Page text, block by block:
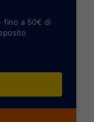
fino a 50€ di